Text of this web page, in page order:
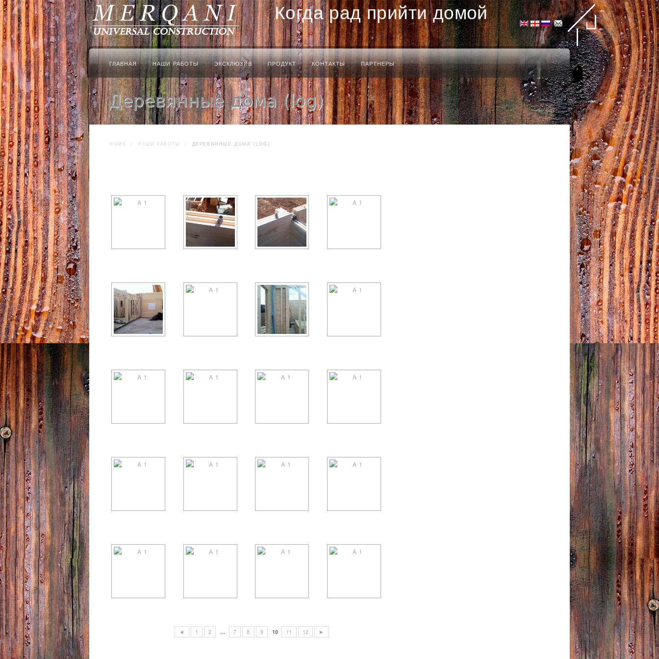
Когда рад прийти домой
ГЛАВНАЯ НАШИ РАБОТЫ ЭКСКЛЮЗИВ ПРОДУКТ КОНТАКТЫ ПАРТНЕРЫ
Деревянные дома (log)
HOME / НАШИ РАБОТЫ / ДЕРЕВЯННЫЕ ДОМА (LOG)
◄ 1 2 … 7 8 9 10 11 12 ►